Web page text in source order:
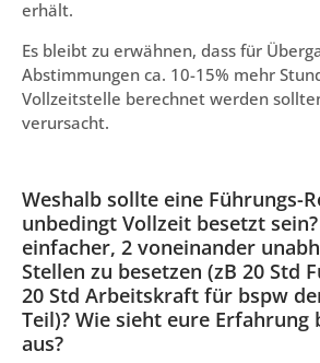
erhält.
Es bleibt zu erwähnen, dass für
Abstimmungen ca. 10-15% mehr
Vollzeitstelle berechnet werden
verursacht.
Weshalb sollte eine Führungs-
unbedingt Vollzeit besetzt
einfacher, 2 voneinander
Stellen zu besetzen (zB 20 Std
20 Std Arbeitskraft für bspw
Teil)? Wie sieht eure Erfahrung
aus?